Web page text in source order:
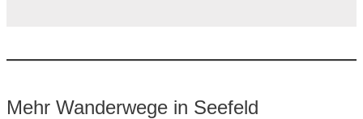
Mehr Wanderwege in Seefeld